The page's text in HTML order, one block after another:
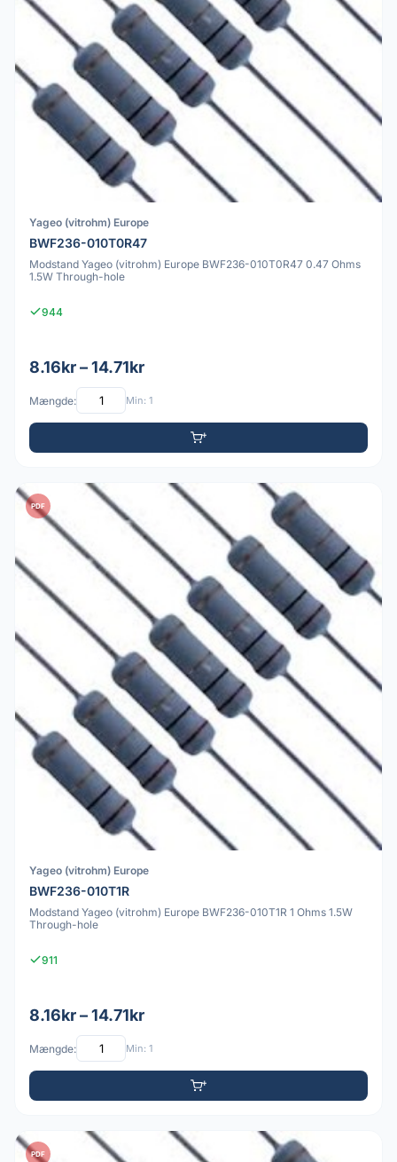
Yageo (vitrohm) Europe
BWF236-010T0R47
Modstand Yageo (vitrohm) Europe BWF236-010T0R47 0.47 Ohms
1.5W Through-hole
944
8.16kr – 14.71kr
Mængde: Min: 1
PDF
Yageo (vitrohm) Europe
BWF236-010T1R
Modstand Yageo (vitrohm) Europe BWF236-010T1R 1 Ohms 1.5W
Through-hole
911
8.16kr – 14.71kr
Mængde: Min: 1
PDF